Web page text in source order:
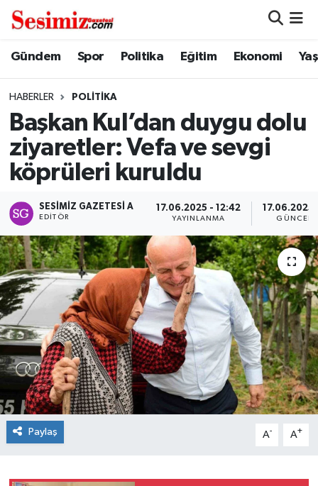
Gündem Spor Politika Eğitim Ekonomi
HABERLER POLITIKA
Başkan Kul’dan duygu dolu
ziyaretler: Vefa ve sevgi
köprüleri kuruldu
SESIMIZ GAZETESI A
EDITÖR
17.06.2025 - 12:42
YAYINLANMA
17.06.2025
Paylaş A- A+
Dünya
Ekonomi
Genel
Gündem
Magazin
Politika
Sağlık
Spor
Teknoloji
Tokat Haberleri
Nöbetçi Eczaneler
Hava Durumu
Namaz Vakitleri
Trafik Durumu
Süper Lig Puan Durumu ve Fikstür
Tüm Manşetler
Son Dakika Haberleri
Haber Arşivi